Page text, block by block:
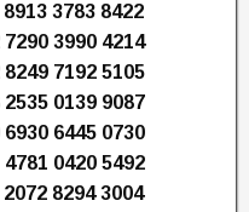
3783 8422
3990 4214
7192 5105
0139 9087
6445 0730
0420 5492
8294 3004